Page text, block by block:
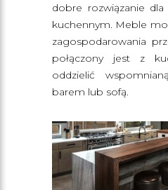
dobre rozwiązanie
kuchennym. Meble
zagospodarowania
połączony jest z
oddzielić
barem lub sofą.